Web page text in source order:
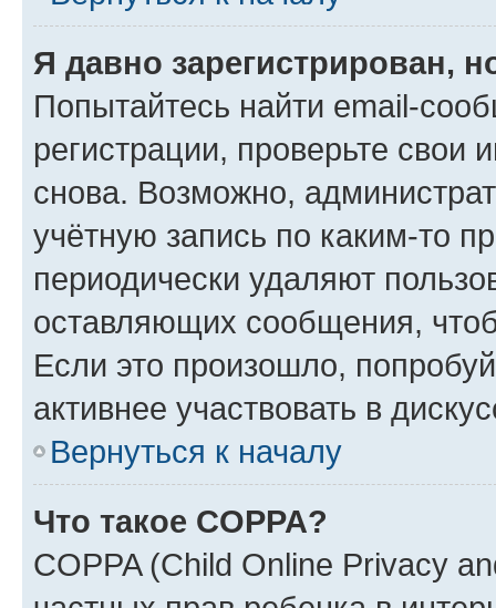
Я давно зарегистрирован,
Попытайтесь найти email-
регистрации, проверьте свои
снова. Возможно,
учётную запись по каким-то
периодически удаляют
оставляющих сообщения,
Если это произошло,
активнее участвовать в
Вернуться к началу
Что такое COPPA?
COPPA (Child Online Privacy